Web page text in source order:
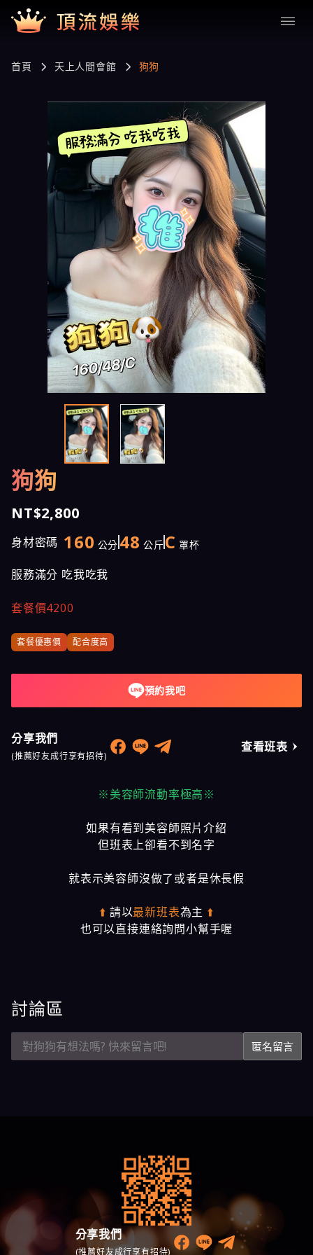
首頁 天上人間會館 狗狗
狗狗
NT$2,800
身材密碼 160 公分 48 公斤 C 罩杯
服務滿分 吃我吃我
套餐價4200
套餐優惠價 配合度高
預約我吧
分享我們
(推薦好友成行享有招待)
查看班表
※美容師流動率極高※
如果有看到美容師照片介紹
但班表上卻看不到名字
就表示美容師沒做了或者是休長假
⬆️ 請以最新班表為主 ⬆️
也可以直接連絡詢問小幫手喔
討論區
匿名留言
分享我們
(推薦好友成行享有招待)